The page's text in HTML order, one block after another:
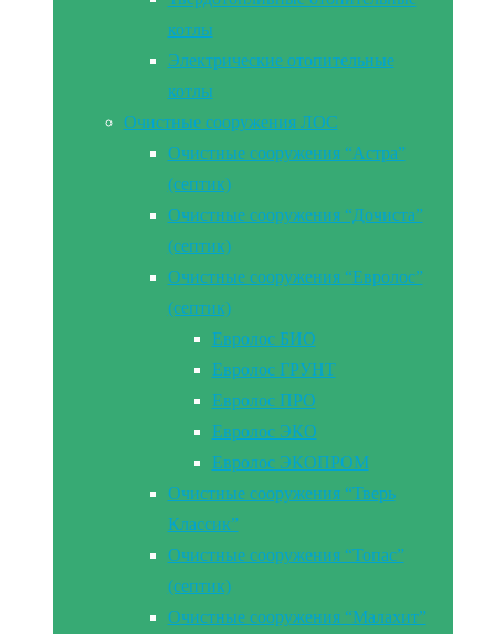
котлы
Электрические отопительные
котлы
Очистные сооружения ЛОС
Очистные сооружения “Астра”
(септик)
Очистные сооружения “Дочиста”
(септик)
Очистные сооружения “Евролос”
(септик)
Евролос БИО
Евролос ГРУНТ
Евролос ПРО
Евролос ЭКО
Евролос ЭКОПРОМ
Очистные сооружения “Тверь
Классик”
Очистные сооружения “Топас”
(септик)
Очистные сооружения “Малахит”